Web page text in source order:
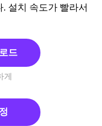
설치 속도가 빨라서
드
게